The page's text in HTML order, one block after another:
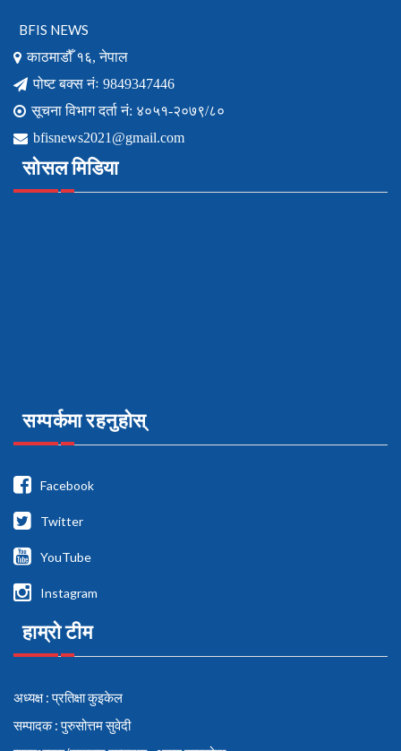
BFIS NEWS
काठमाडौँ १६, नेपाल
पोष्ट बक्स नंः 9849347446
सूचना विभाग दर्ता नं: ४०५१-२०७९/८०
bfisnews2021@gmail.com
सोसल मिडिया
सम्पर्कमा रहनुहोस्
Facebook
Twitter
YouTube
Instagram
हाम्रो टीम
अध्यक्ष : प्रतिक्षा कुइकेल
सम्पादक : पुरुसोत्तम सुवेदी